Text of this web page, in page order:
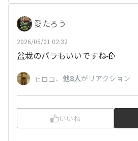
愛たろう
2026/05/01 02:32
盆栽のバラもいいですね🥀
ヒロコ、 他8人がリアクション
いいね